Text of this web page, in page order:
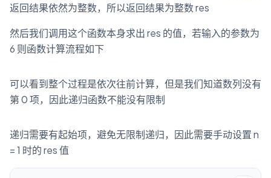
返回结果依然为整数，所以返回结果为整数 res
然后我们调用这个函数本身求出 res 的值，若输入的参数为
6 则函数计算流程如下
可以看到整个过程是依次往前计算，但是我们知道数列没有
第 0 项，因此递归函数不能没有限制
递归需要有起始项，避免无限制递归，因此需要手动设置 n
= 1 时的 res 值